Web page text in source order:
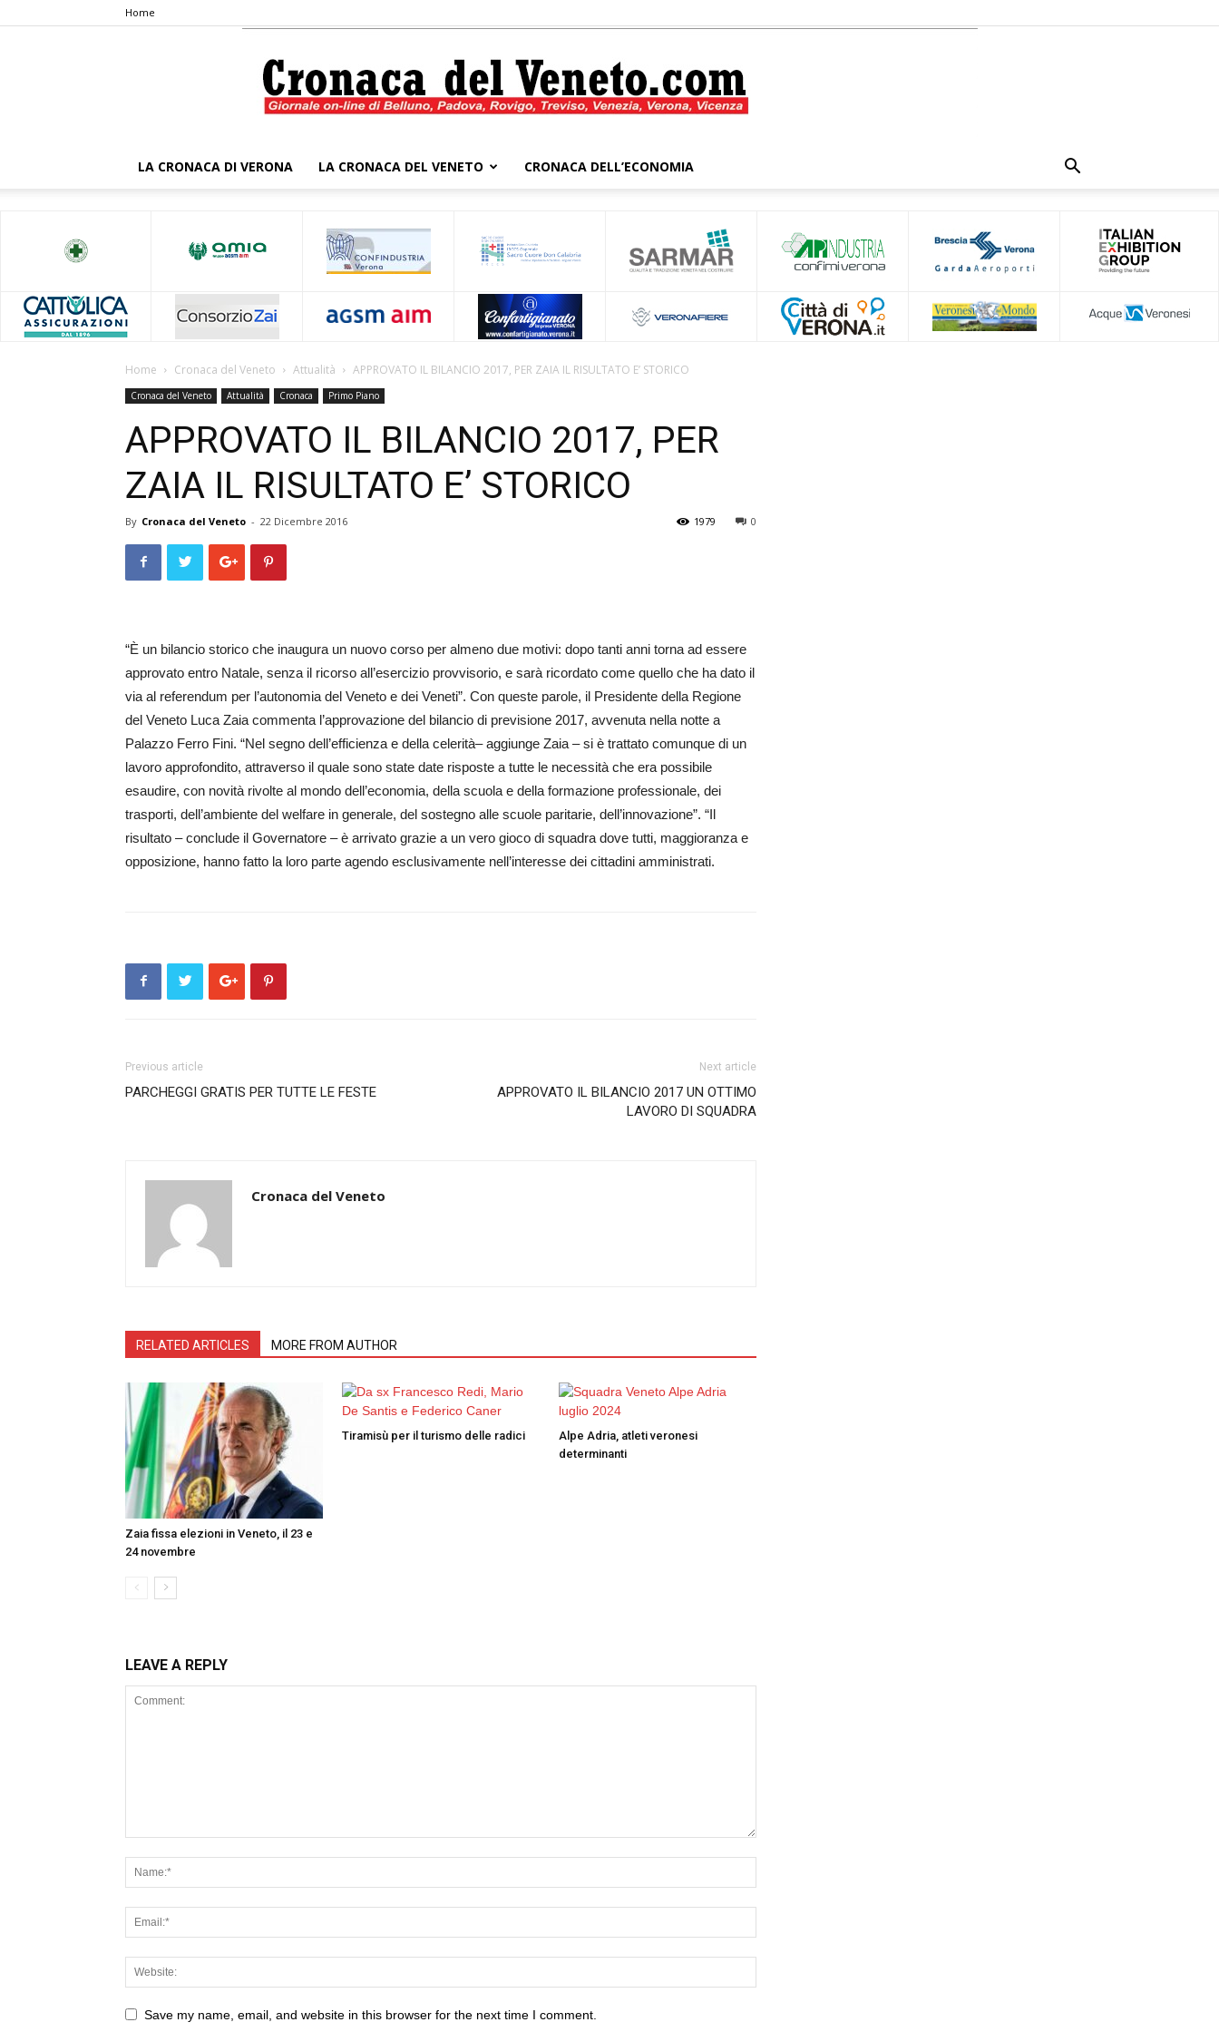
Home
Veneto
LA CRONACA DI VERONA LA CRONACA DEL VENETO CRONACA DELL’ECONOMIA
Home Cronaca del Veneto Attualità APPROVATO IL BILANCIO 2017, PER ZAIA IL RISULTATO E’ STORICO
Cronaca del Veneto Attualità Cronaca Primo Piano
APPROVATO IL BILANCIO 2017, PER
ZAIA IL RISULTATO E’ STORICO
By Cronaca del Veneto - 22 Dicembre 2016 0
1979
“È un bilancio storico che inaugura un nuovo corso per almeno due motivi: dopo tanti anni torna ad essere
approvato entro Natale, senza il ricorso all’esercizio provvisorio, e sarà ricordato come quello che ha dato il
via al referendum per l’autonomia del Veneto e dei Veneti”. Con queste parole, il Presidente della Regione
del Veneto Luca Zaia commenta l’approvazione del bilancio di previsione 2017, avvenuta nella notte a
Palazzo Ferro Fini. “Nel segno dell’efficienza e della celerità– aggiunge Zaia – si è trattato comunque di un
lavoro approfondito, attraverso il quale sono state date risposte a tutte le necessità che era possibile
esaudire, con novità rivolte al mondo dell’economia, della scuola e della formazione professionale, dei
trasporti, dell’ambiente del welfare in generale, del sostegno alle scuole paritarie, dell’innovazione”. “Il
risultato – conclude il Go­vernatore – è arrivato grazie a un vero gioco di squadra dove tutti, maggioranza e
opposizione, hanno fatto la loro parte ag­e­ndo esclusivamente nell’inter­­­esse dei cittadini amministrati.
Previous article
PARCHEGGI GRATIS PER TUTTE LE FESTE
Next article
APPROVATO IL BILANCIO 2017 UN OTTIMO
LAVORO DI SQUADRA
Cronaca del Veneto
RELATED ARTICLES MORE FROM AUTHOR
Zaia fissa elezioni in Veneto, il 23 e
24 novembre
Tiramisù per il turismo delle radici
Alpe Adria, atleti veronesi
determinanti
LEAVE A REPLY
Save my name, email, and website in this browser for the next time I comment.